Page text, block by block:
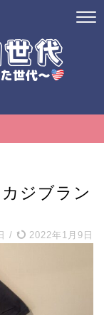
ジブラン
/ 2022年1月9日